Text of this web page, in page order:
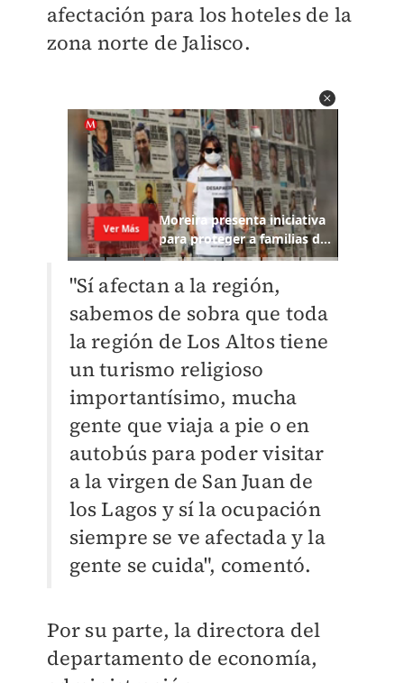
afectación para los hoteles de la
zona norte de Jalisco.
"Sí afectan a la región,
sabemos de sobra que toda
la región de Los Altos tiene
un turismo religioso
importantísimo, mucha
gente que viaja a pie o en
autobús para poder visitar
a la virgen de San Juan de
los Lagos y sí la ocupación
siempre se ve afectada y la
gente se cuida", comentó.
Por su parte, la directora del
departamento de economía,